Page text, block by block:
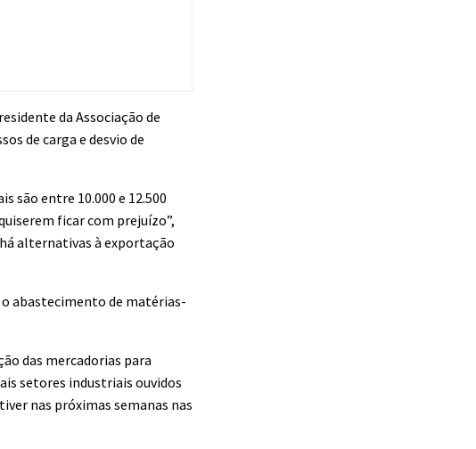
da Associação de
de carga e desvio de
são entre 10.000 e 12.500
ficar com prejuízo”,
alternativas à exportação
o abastecimento de matérias-
das mercadorias para
setores industriais ouvidos
nas próximas semanas nas